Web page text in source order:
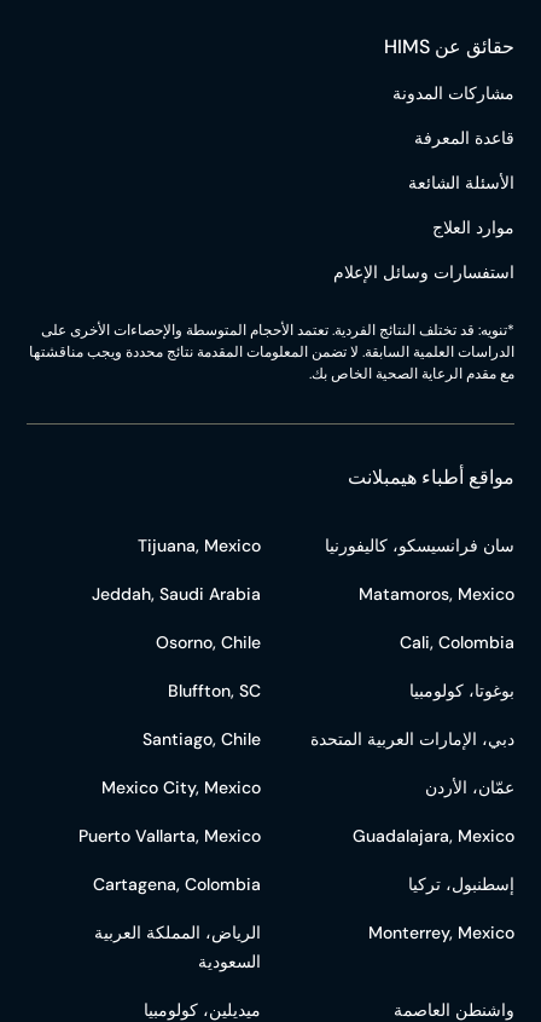
حقائق عن HIMS
مشاركات المدونة
قاعدة المعرفة
الأسئلة الشائعة
موارد العلاج
استفسارات وسائل الإعلام
*تنويه: قد تختلف النتائج الفردية. تعتمد الأحجام المتوسطة والإحصاءات الأخرى على
الدراسات العلمية السابقة. لا تضمن المعلومات المقدمة نتائج محددة ويجب مناقشتها
مع مقدم الرعاية الصحية الخاص بك.
مواقع أطباء هيمبلانت
سان فرانسيسكو، كاليفورنيا Tijuana, Mexico
Matamoros, Mexico
Jeddah, Saudi Arabia
Cali, Colombia
Osorno, Chile
بوغوتا، كولومبيا Bluffton, SC
دبي، الإمارات العربية المتحدة Santiago, Chile
عمّان، الأردن Mexico City, Mexico
Guadalajara, Mexico
Puerto Vallarta, Mexico
إسطنبول، تركيا Cartagena, Colombia
Monterrey, Mexico
الرياض، المملكة العربية
السعودية
واشنطن العاصمة ميديلين، كولومبيا